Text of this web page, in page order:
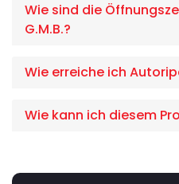
Wie sind die
G.M.B.?
Wie erreiche ich
Wie kann ich diesem